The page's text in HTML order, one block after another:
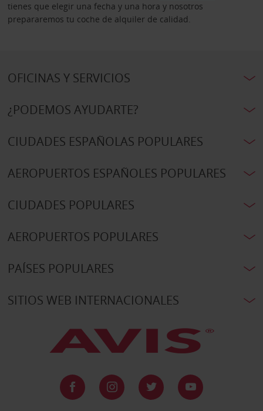
tienes que elegir una fecha y una hora y nosotros
prepararemos tu coche de alquiler de calidad.
OFICINAS Y SERVICIOS
¿PODEMOS AYUDARTE?
CIUDADES ESPAÑOLAS POPULARES
AEROPUERTOS ESPAÑOLES POPULARES
CIUDADES POPULARES
AEROPUERTOS POPULARES
PAÍSES POPULARES
SITIOS WEB INTERNACIONALES